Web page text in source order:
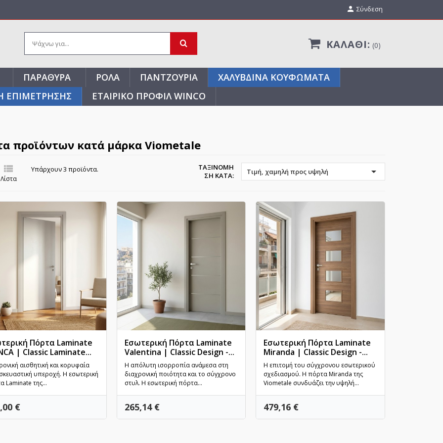
 Σύνδεση
ΚΑΛΆΘΙ: 0
ΠΑΡΆΘΥΡΑ ΡΟΛΆ ΠΑΝΤΖΟΎΡΙΑ
ΧΑΛΎΒΔΙΝΑ ΚΟΥΦΏΜΑΤΑ
ΕΠΙΜΕΤΡΗΣΗΣ ΕΤΑΙΡΙΚΌ ΠΡΟΦΊΛ WINCO
προϊόντων κατά μάρκα Viometale

Λίστα
Υπάρχουν 3 προϊόντα.
ΤΑΞΙΝΌΜΗ
ΣΗ ΚΑΤΆ:
Τιμή, χαμηλή προς υψηλή 
Γρήγορη προβολή
Πόρτα Laminate
| Classic Laminate...
αισθητική και κορυφαία
υπεροχή. Η εσωτερική
Laminate της...
€
Γρήγορη προβολή
Εσωτερική Πόρτα Laminate
Valentina | Classic Design -...
Η απόλυτη ισορροπία ανάμεσα στη
διαχρονική ποιότητα και το σύγχρονο
στυλ. Η εσωτερική πόρτα...
Τιμή
265,14 €
Γρήγορη προβολή
Εσωτερική Πόρτα Laminate
Miranda | Classic Design -...
Η επιτομή του σύγχρονου εσωτερικού
σχεδιασμού. Η πόρτα Miranda της
Viometale συνδυάζει την υψηλή...
Τιμή
479,16 €